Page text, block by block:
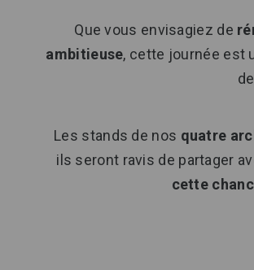
Que vous envisagiez de
ambitieuse, cette journée est
Les stands de nos quatre
ils seront ravis de partager
cette